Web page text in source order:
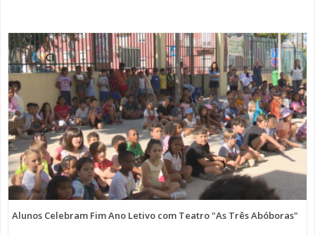
Alunos Celebram Fim Ano Letivo com Teatro "As Três Abóboras"